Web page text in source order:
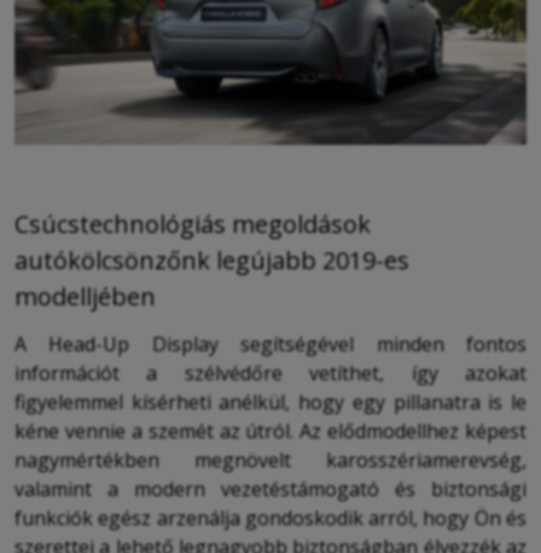
Csúcstechnológiás megoldások
autókölcsönzőnk legújabb 2019-es
modelljében
A Head-Up Display segítségével minden fontos
információt a szélvédőre vetíthet, így azokat
figyelemmel kísérheti anélkül, hogy egy pillanatra is le
kéne vennie a szemét az útról. Az elődmodellhez képest
nagymértékben megnövelt karosszériamerevség,
valamint a modern vezetéstámogató és biztonsági
funkciók egész arzenálja gondoskodik arról, hogy Ön és
szerettei a lehető legnagyobb biztonságban élvezzék az